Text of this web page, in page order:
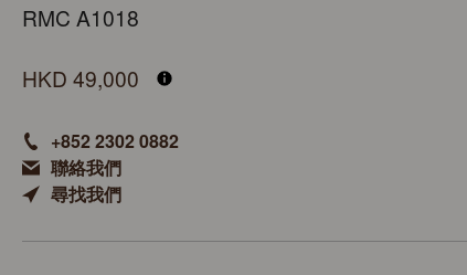
RMC A1018
HKD 49,000
+852 2302 0882
聯絡我們
尋找我們